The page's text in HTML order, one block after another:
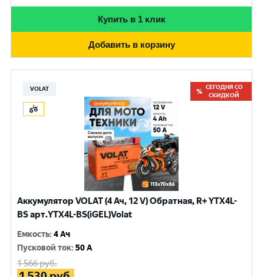
Купить в 1 клик
Добавить в корзину
VOLAT
СЕГОДНЯ СО
СКИДКОЙ
Аккумулятор VOLAT (4 Ач, 12 V) Обратная, R+ YTX4L-
BS арт.YTX4L-BS(iGEL)Volat
Емкость:4 Ач
Пусковой ток:50 A
1 566руб.